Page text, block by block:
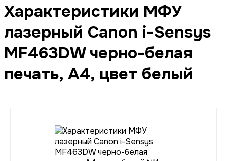
Характеристики МФУ
лазерный Canon i-Sensys
MF463DW черно-белая
печать, A4, цвет белый